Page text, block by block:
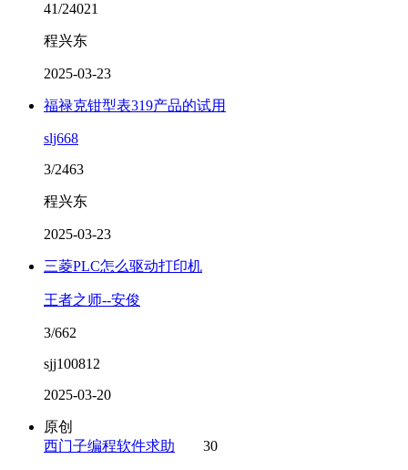
41/24021
程兴东
2025-03-23
福禄克钳型表319产品的试用
slj668
3/2463
程兴东
2025-03-23
三菱PLC怎么驱动打印机
王者之师--安俊
3/662
sjj100812
2025-03-20
原创
西门子编程软件求助
30